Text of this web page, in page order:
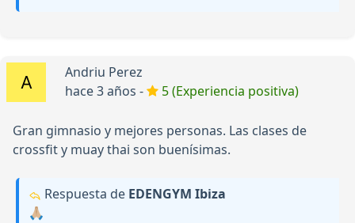
Andriu Perez
hace 3 años -
5 (Experiencia positiva)
Gran gimnasio y mejores personas. Las clases de
crossfit y muay thai son buenísimas.
Respuesta de EDENGYM Ibiza
🙏🏼